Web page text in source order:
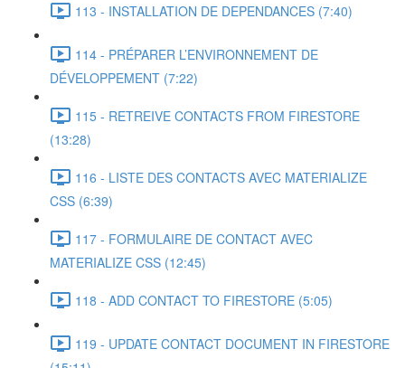
113 - INSTALLATION DE DEPENDANCES (7:40)
114 - PRÉPARER L’ENVIRONNEMENT DE
DÉVELOPPEMENT (7:22)
115 - RETREIVE CONTACTS FROM FIRESTORE
(13:28)
116 - LISTE DES CONTACTS AVEC MATERIALIZE
CSS (6:39)
117 - FORMULAIRE DE CONTACT AVEC
MATERIALIZE CSS (12:45)
118 - ADD CONTACT TO FIRESTORE (5:05)
119 - UPDATE CONTACT DOCUMENT IN FIRESTORE